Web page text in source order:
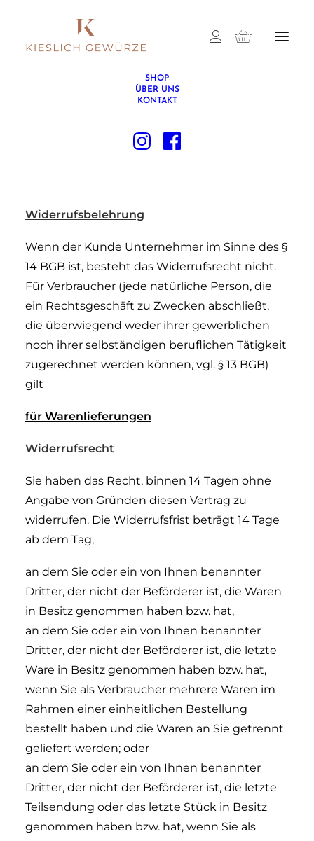
SHOP
ÜBER UNS
KONTAKT
Widerrufsbelehrung
Wenn der Kunde Unternehmer im Sinne des §
14 BGB ist, besteht das Widerrufsrecht nicht.
Für Verbraucher (jede natürliche Person, die
ein Rechtsgeschäft zu Zwecken abschließt,
die überwiegend weder ihrer gewerblichen
noch ihrer selbständigen beruflichen Tätigkeit
zugerechnet werden können, vgl. § 13 BGB)
gilt
für Warenlieferungen
Widerrufsrecht
Sie haben das Recht, binnen 14 Tagen ohne
Angabe von Gründen diesen Vertrag zu
widerrufen. Die Widerrufsfrist beträgt 14 Tage
ab dem Tag,
an dem Sie oder ein von Ihnen benannter
Dritter, der nicht der Beförderer ist, die Waren
in Besitz genommen haben bzw. hat,
an dem Sie oder ein von Ihnen benannter
Dritter, der nicht der Beförderer ist, die letzte
Ware in Besitz genommen haben bzw. hat,
wenn Sie als Verbraucher mehrere Waren im
Rahmen einer einheitlichen Bestellung
bestellt haben und die Waren an Sie getrennt
geliefert werden; oder
an dem Sie oder ein von Ihnen benannter
Dritter, der nicht der Beförderer ist, die letzte
Teilsendung oder das letzte Stück in Besitz
genommen haben bzw. hat, wenn Sie als